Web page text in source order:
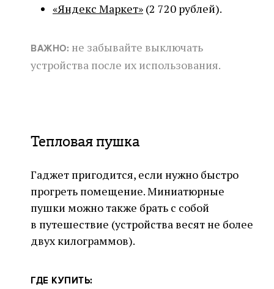
«Яндекс Маркет» (2 720 рублей).
ВАЖНО: не забывайте выключать
устройства после их использования.
Тепловая пушка
Гаджет пригодится, если нужно быстро
прогреть помещение. Миниатюрные
пушки можно также брать с собой
в путешествие (устройства весят не более
двух килограммов).
ГДЕ КУПИТЬ: